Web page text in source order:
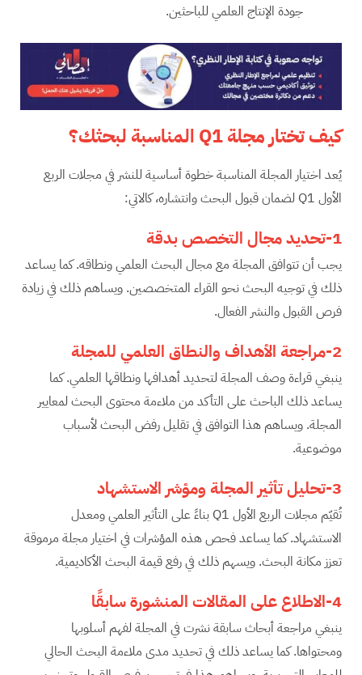
جودة الإنتاج العلمي للباحثين.
كيف تختار مجلة المناسبة لبحثك؟
يُعد اختيار المجلة المناسبة خطوة أساسية للنشر في مجلات الربع
الأول Q1 لضمان قبول البحث وانتشاره، كالاتي:
1-تحديد مجال التخصص بدقة
يجب أن تتوافق المجلة مع مجال البحث العلمي ونطاقه. كما يساعد
ذلك في توجيه البحث نحو القراء المتخصصين. ويساهم ذلك في زيادة
فرص القبول والنشر الفعال.
2-مراجعة الأهداف والنطاق العلمي للمجلة
ينبغي قراءة وصف المجلة لتحديد أهدافها ونطاقها العلمي. كما
يساعد ذلك الباحث على التأكد من ملاءمة محتوى البحث لمعايير
المجلة. ويساهم هذا التوافق في تقليل رفض البحث لأسباب
موضوعية.
3-تحليل تأثير المجلة ومؤشر الاستشهاد
تُقيّم مجلات الربع الأول Q1 بناءً على التأثير العلمي ومعدل
الاستشهاد. كما يساعد فحص هذه المؤشرات في اختيار مجلة مرموقة
تعزز مكانة البحث. ويسهم ذلك في رفع قيمة البحث الأكاديمية.
4-الاطلاع على المقالات المنشورة سابقًا
ينبغي مراجعة أبحاث سابقة نشرت في المجلة لفهم أسلوبها
ومحتواها. كما يساعد ذلك في تحديد مدى ملاءمة البحث الحالي